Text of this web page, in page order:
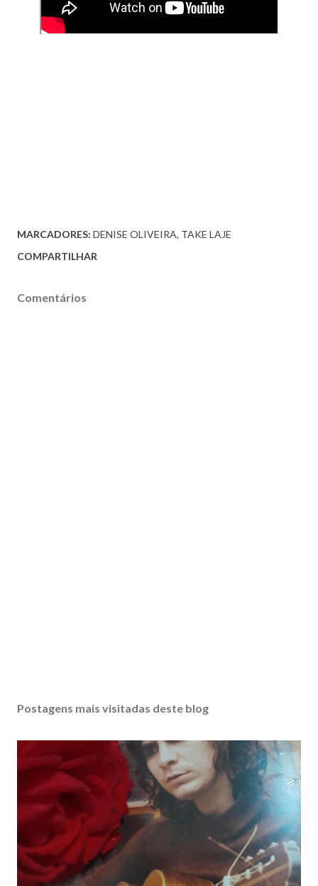
MARCADORES: DENISE OLIVEIRA TAKE LAJE
COMPARTILHAR
Comentários
Postagens mais visitadas deste blog